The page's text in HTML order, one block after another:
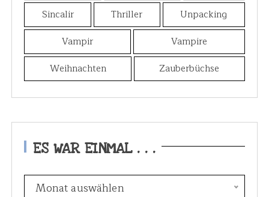
Sincalir
Thriller
Unpacking
Vampir
Vampire
Weihnachten
Zauberbüchse
ES WAR EINMAL . . .
Monat auswählen